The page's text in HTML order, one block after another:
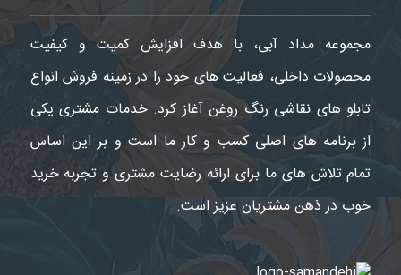
مجموعه مداد آبی، با هدف افزایش کمیت و کیفیت
محصولات داخلی، فعالیت های خود را در زمینه فروش انواع
تابلو های نقاشی رنگ روغن آغاز کرد. خدمات مشتری یکی
از برنامه های اصلی کسب و کار ما است و بر این اساس
تمام تلاش های ما برای ارائه رضایت مشتری و تجربه خرید
خوب در ذهن مشتریان عزیز است.